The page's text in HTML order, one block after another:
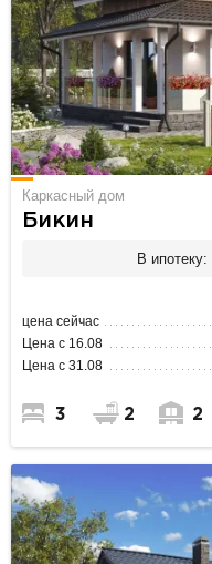
Каркасный дом
Бикин
В ипотеку:
цена сейчас
Цена с 16.08
Цена с 31.08
3 2 2